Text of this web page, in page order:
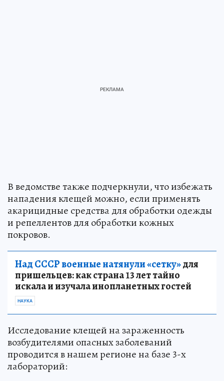
В ведомстве также подчеркнули, что избежать
нападения клещей можно, если применять
акарицидные средства для обработки одежды
и репеллентов для обработки кожных
покровов.
Над СССР военные натянули «сетку»для
пришельцев: как страна 13 лет тайно
искала и изучала инопланетных гостей
НАУКА
Исследование клещей на зараженность
возбудителями опасных заболеваний
проводится в нашем регионе на базе 3-х
лабораторий: